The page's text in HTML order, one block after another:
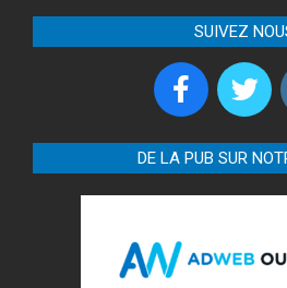
SUIVEZ
DE LA PUB SUR